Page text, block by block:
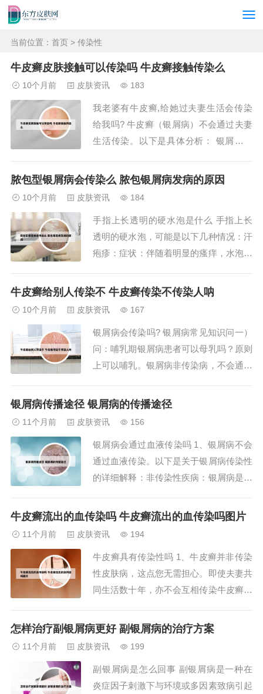
当前位置： 首页 > 传染性
牛皮癣皮肤接触可以传染吗 牛皮癣接触传染么
10个月前 皮肤资讯 183
我老婆有牛皮癣,给她过夫妻生活会传染
给我吗? 牛皮癣（银屑病）不会通过夫妻
生活传染。以下是具体分析： 银屑病的
性复发性炎症性皮肤病，其核心病理机制
毒、细菌或真菌等病原体，因此不具备传
染性。它并...
脓包型银屑病会传染么 脓包银屑病发病的原因
10个月前 皮肤资讯 184
手指上长透明的硬水泡是什么 手指上长
透明的硬水泡，可能是以下几种情况：汗
疱疹：症状：伴随着明显的瘙痒，水泡呈
凸起，按压后无自觉症状，不会疼痛。成
性，可选择使用外用药膏如丹皮酚软膏配
合地奈德乳膏...
牛皮癣给别人传染不 牛皮癣传染不传染人呐
10个月前 皮肤资讯 167
银屑病会传染吗? 银屑病常见知识问一）
问：哺乳期银屑病患者可以母乳吗？原则
上可以哺乳。银屑病非传染病，不会通过
不具有传染性，不会通过接触、空气、血
的疾病，主要通过性接触、血液传播（如
共用注射器...
银屑病传播途径 银屑病的传播途径
11个月前 皮肤资讯 156
银屑病会通过血液传染吗 1、银屑病不会
通过血液传染。以下是关于银屑病传染性
的详细解释：非传染性疾病：银屑病是一
液、接触或其他途径在人与人之间传播。
种传染病，因此它不具备传染性。这意味
着它不能通...
牛皮癣流出的血传染吗 牛皮癣流出的血传染吗图片
11个月前 皮肤资讯 194
牛皮癣具有传染性吗 1、牛皮癣并非传染
性皮肤病，这点您无需担心。即使夫妻共
同生活数十年，亦不会互相传染牛皮癣。
也存在患病的可能，这可能是因为遗传因
您的孩子确实患有牛皮癣，原因更可能与
遗传相关，...
怎样治疗副银屑病更好 副银屑病的治疗方案
11个月前 皮肤资讯 199
副银屑病是怎么回事 副银屑病是一种在
炎症因子刺激下与环境或多因素致病引起